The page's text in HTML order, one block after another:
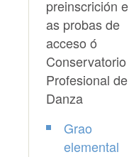
preinscrición e
as probas de
acceso ó
Conservatorio
Profesional de
Danza
Grao
elemental